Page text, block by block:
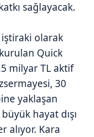
sağlayacak.
iştiraki olarak
Quick
milyar TL aktif
30
yaklaşan
hayat dışı
alıyor. Kara